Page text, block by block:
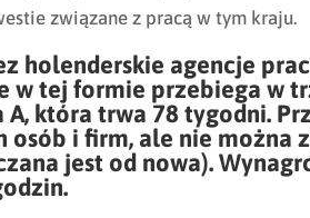
związane z pracą w tym kraju.
holenderskie agencje
w tej formie przebiega w
która trwa 78 tygodni.
osób i firm, ale nie można
jest od nowa).